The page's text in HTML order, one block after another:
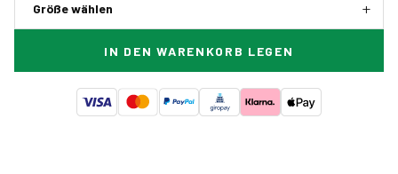
Größe wählen
IN DEN WARENKORB LEGEN